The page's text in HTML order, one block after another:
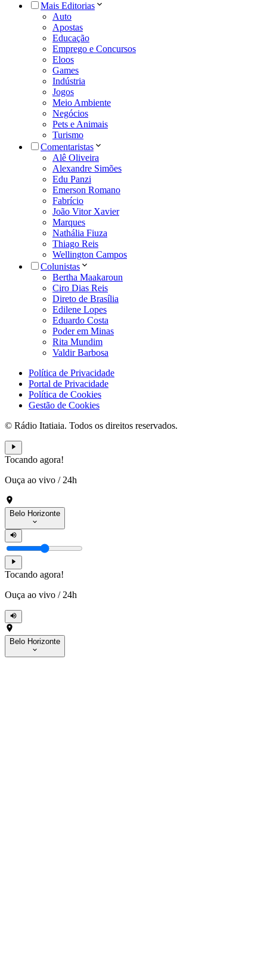
Mais Editorias
Auto
Apostas
Educação
Emprego e Concursos
Eloos
Games
Indústria
Jogos
Meio Ambiente
Negócios
Pets e Animais
Turismo
Comentaristas
Alê Oliveira
Alexandre Simões
Edu Panzi
Emerson Romano
Fabrício
João Vitor Xavier
Marques
Nathália Fiuza
Thiago Reis
Wellington Campos
Colunistas
Bertha Maakaroun
Ciro Dias Reis
Direto de Brasília
Edilene Lopes
Eduardo Costa
Poder em Minas
Rita Mundim
Valdir Barbosa
Política de Privacidade
Portal de Privacidade
Política de Cookies
Gestão de Cookies
© Rádio Itatiaia. Todos os direitos reservados.
Tocando agora!
Ouça ao vivo / 24h
Belo Horizonte
Tocando agora!
Ouça ao vivo / 24h
Belo Horizonte